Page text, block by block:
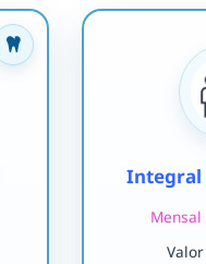
Integral
Mensal